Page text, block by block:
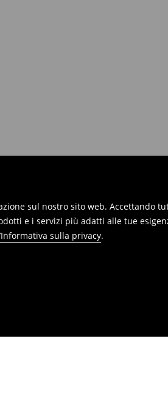
sul nostro sito web. Accettando
e i servizi più adatti alle tue
sulla privacy.